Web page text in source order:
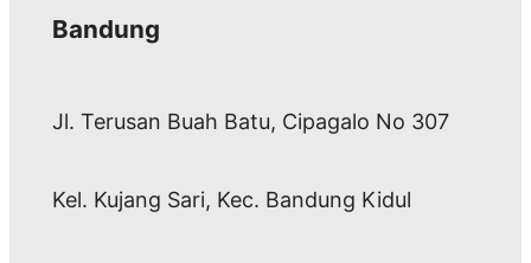
Bandung
Jl. Terusan Buah Batu, Cipagalo No 307
Kel. Kujang Sari, Kec. Bandung Kidul